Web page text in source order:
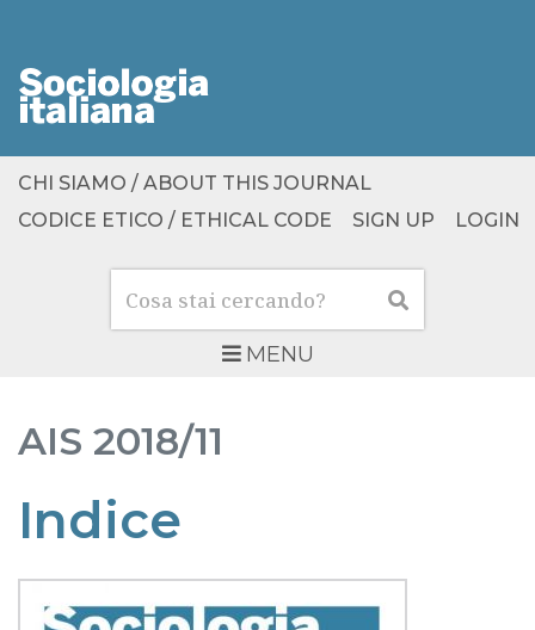
MENU
Cerca Cerca
CHI SIAMO / ABOUT THIS JOURNAL
CODICE ETICO / ETHICAL CODE
SIGN UP LOGIN
AIS 2018/11
Indice